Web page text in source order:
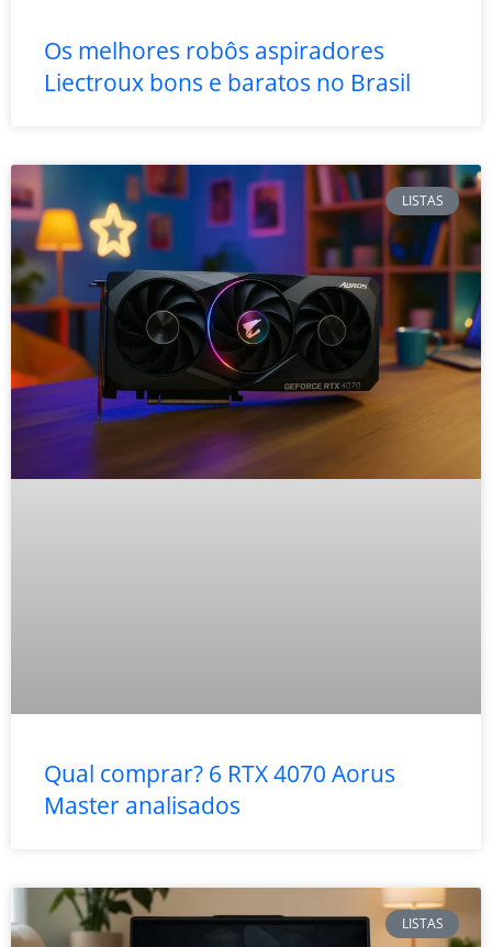
Os melhores robôs aspiradores
Liectroux bons e baratos no Brasil
LISTAS
Qual comprar? 6 RTX 4070 Aorus
Master analisados
LISTAS